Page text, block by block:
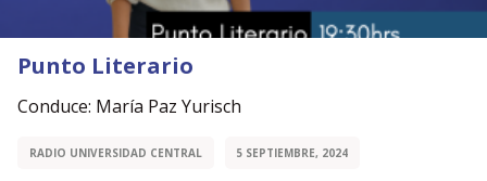
Punto Literario
Conduce: María Paz Yurisch
RADIO UNIVERSIDAD CENTRAL 5 SEPTIEMBRE, 2024